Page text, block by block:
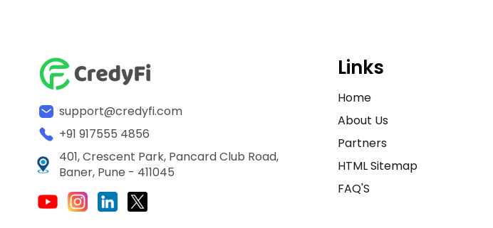
support@credyfi.com
+91 917555 4856
401, Crescent Park, Pancard Club Road,
Baner, Pune - 411045
Links
Home
About Us
Partners
HTML Sitemap
FAQ'S